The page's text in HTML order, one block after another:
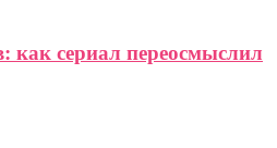
как сериал переосмыслил